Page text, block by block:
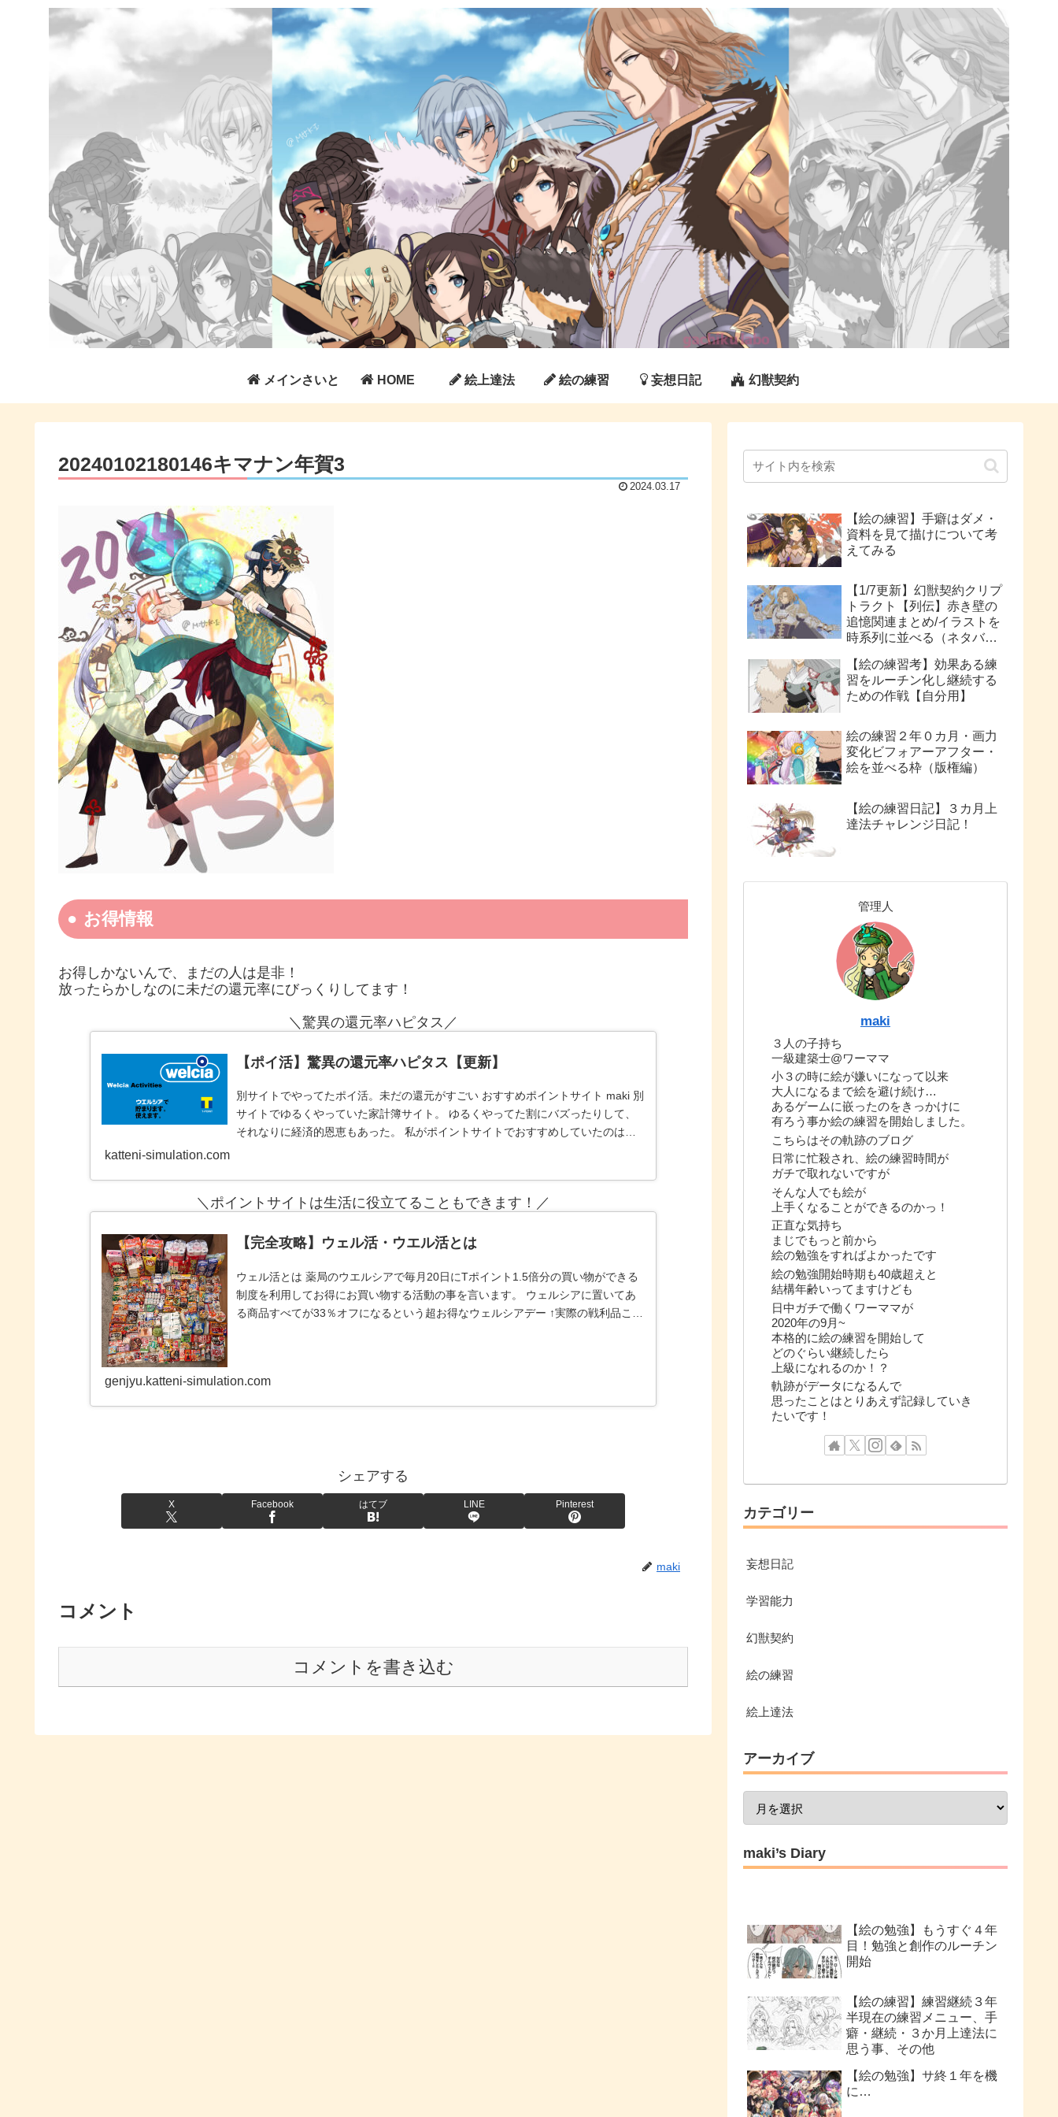
メインさいと HOME 絵上達法 絵の練習 妄想日記 幻獣契約
20240102180146キマナン年賀3
2024.03.17
お得情報
お得しかないんで、まだの人は是非！
放ったらかしなのに未だの還元率にびっくりしてます！
＼驚異の還元率ハピタス／
【ポイ活】驚異の還元率ハピタス【更新】
別サイトでやってたポイ活。未だの還元がすごい おすすめポイントサイト maki 別
サイトでゆるくやっていた家計簿サイト。 ゆるくやってた割にバズったりして、
それなりに経済的恩恵もあった。 私がポイントサイトでおすすめしていたのは、
katteni-simulation.com
＼ポイントサイトは生活に役立てることもできます！／
【完全攻略】ウェル活・ウエル活とは
ウェル活とは 薬局のウエルシアで毎月20日にTポイント1.5倍分の買い物ができる
制度を利用してお得にお買い物する活動の事を言います。 ウェルシアに置いてあ
る商品すべてが33％オフになるという超お得なウェルシアデー ↑実際の戦利品これ
genjyu.katteni-simulation.com
シェアする
X Facebook はてブ LINE Pinterest
maki
コメント
コメントを書き込む
【絵の練習】手癖はダメ・
資料を見て描けについて考
えてみる
【1/7更新】幻獣契約クリプ
トラクト【列伝】赤き壁の
追憶関連まとめ/イラストを
時系列に並べる（ネタバレ
【絵の練習考】効果ある練
習をルーチン化し継続する
ための作戦【自分用】
絵の練習２年０カ月・画力
変化ビフォアーアフター・
絵を並べる枠（版権編）
【絵の練習日記】３カ月上
達法チャレンジ日記！
管理人
maki
３人の子持ち
一級建築士@ワーママ
小３の時に絵が嫌いになって以来
大人になるまで絵を避け続け…
あるゲームに嵌ったのをきっかけに
有ろう事か絵の練習を開始しました。
こちらはその軌跡のブログ
日常に忙殺され、絵の練習時間が
ガチで取れないですが
そんな人でも絵が
上手くなることができるのかっ！
正直な気持ち
まじでもっと前から
絵の勉強をすればよかったです
絵の勉強開始時期も40歳超えと
結構年齢いってますけども
日中ガチで働くワーママが
2020年の9月~
本格的に絵の練習を開始して
どのぐらい継続したら
上級になれるのか！？
軌跡がデータになるんで
思ったことはとりあえず記録していき
たいです！
カテゴリー
妄想日記
学習能力
幻獣契約
絵の練習
絵上達法
アーカイブ
maki’s Diary
【絵の勉強】もうすぐ４年
目！勉強と創作のルーチン
開始
【絵の練習】練習継続３年
半現在の練習メニュー、手
癖・継続・３か月上達法に
思う事、その他
【絵の勉強】サ終１年を機
に…